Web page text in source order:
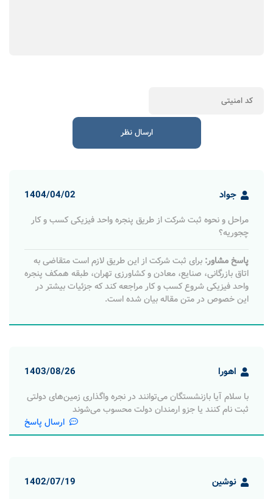
جواد 1404/04/02
مراحل و نحوه ثبت شرکت از طریق پنجره واحد فیزیکی کسب و کار
چجوریه؟
پاسخ مشاور: برای ثبت شرکت از این طریق لازم است متقاضی به
اتاق بازرگانی، صنایع، معادن و کشاورزی تهران، طبقه همکف پنجره
واحد فیزیکی شروع کسب و کار مراجعه کند که جزئیات بیشتر در
این خصوص در متن مقاله بیان شده است.
اهورا 1403/08/26
با سلام آیا بازنشستگان می‌توانند در نجره واگذاری زمین‌های دولتی
ثبت نام کنند یا جزو ارمندان دولت محسوب می‌شوند
ارسال پاسخ
نوشین 1402/07/19